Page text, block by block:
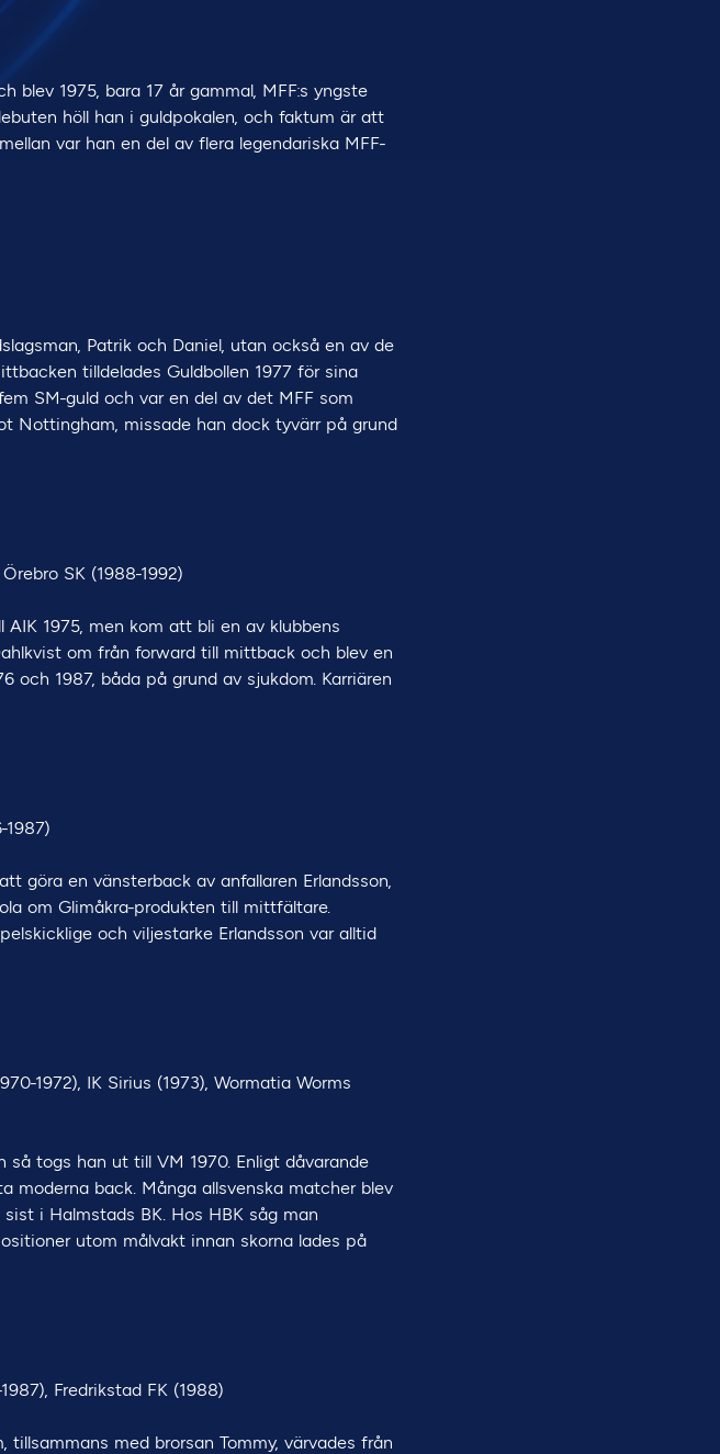
1975, bara 17 år gammal, MFF:s yngste
höll han i guldpokalen, och faktum är att
var han en del av flera legendariska MFF-
Patrik och Daniel, utan också en av de
tilldelades Guldbollen 1977 för sina
SM-guld och var en del av det MFF som
Nottingham, missade han dock tyvärr på grund
SK (1988-1992)
AIK 1975, men kom att bli en av klubbens
om från forward till mittback och blev en
och 1987, båda på grund av sjukdom. Karriären
1987)
göra en vänsterback av anfallaren Erlandsson,
om Glimåkra-produkten till mittfältare.
och viljestarke Erlandsson var alltid
1972), IK Sirius (1973), Wormatia Worms
togs han ut till VM 1970. Enligt dåvarande
moderna back. Många allsvenska matcher blev
i Halmstads BK. Hos HBK såg man
utom målvakt innan skorna lades på
Fredrikstad FK (1988)
tillsammans med brorsan Tommy, värvades från